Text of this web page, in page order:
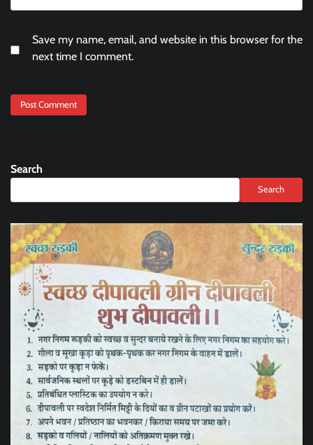
Save my name, email, and website in this browser for the
next time I comment.
Search
Search